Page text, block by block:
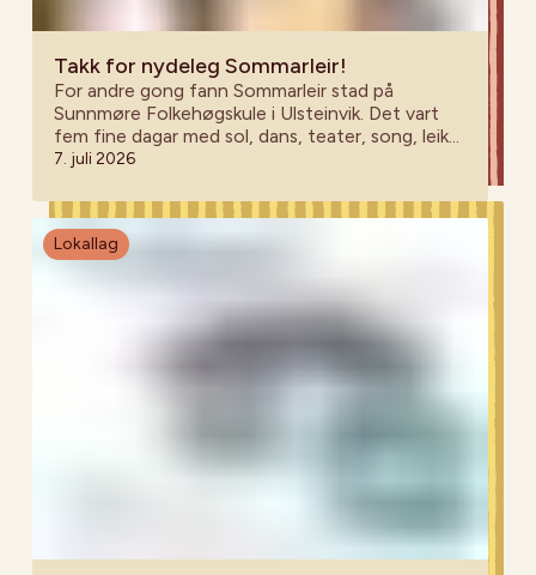
Takk for nydeleg Sommarleir!
For andre gong fann Sommarleir stad på
Sunnmøre Folkehøgskule i Ulsteinvik. Det vart
fem fine dagar med sol, dans, teater, song, leik
og nye minne!
7. juli 2026
Lokallag